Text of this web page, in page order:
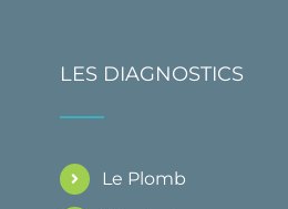
LES DIAGNOSTICS
Le Plomb